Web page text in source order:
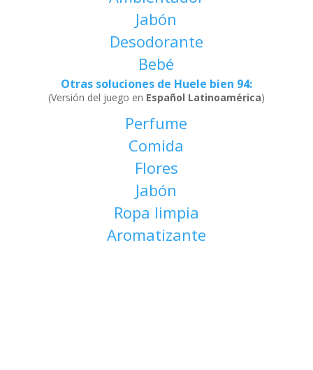
Jabón
Desodorante
Bebé
Otras soluciones de Huele bien 94:
(Versión del juego en Español Latinoamérica)
Perfume
Comida
Flores
Jabón
Ropa limpia
Aromatizante